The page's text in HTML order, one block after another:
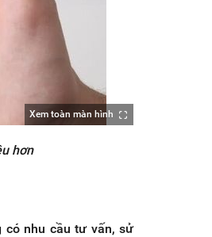
Xem toàn màn hình
hơn
có nhu cầu tư vấn, sử